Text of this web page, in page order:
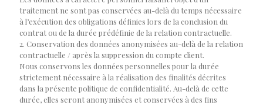
traitement ne sont pas conservées au-delà du temps nécessaire
à l’exécution des obligations définies lors de la conclusion du
contrat ou de la durée prédéfinie de la relation contractuelle.
2. Conservation des données anonymisées au-delà de la relation
contractuelle / après la suppression du compte client.
Nous conservons les données personnelles pour la durée
strictement nécessaire à la réalisation des finalités décrites
dans la présente politique de confidentialité. Au-delà de cette
durée, elles seront anonymisées et conservées à des fins